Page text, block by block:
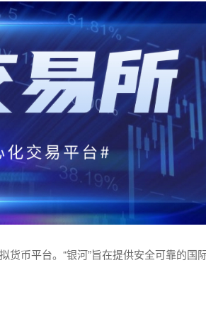
货币平台。“银河”旨在提供安全可靠的国